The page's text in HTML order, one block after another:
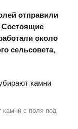
отправили
около
сельсовета,
с поля под